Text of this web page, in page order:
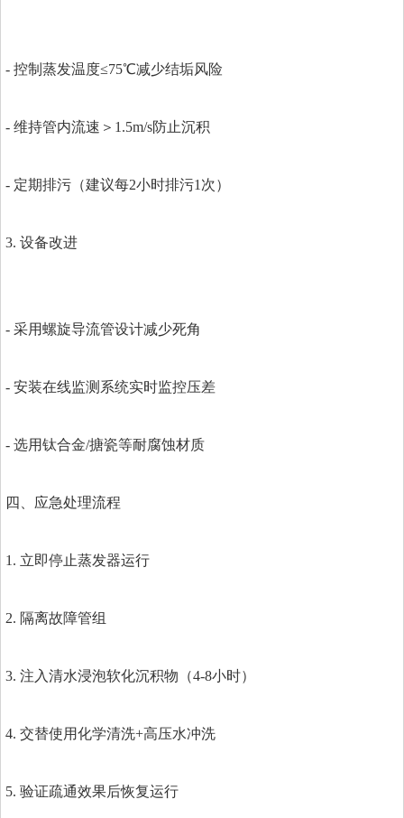
- 控制蒸发温度≤75℃减少结垢风险
- 维持管内流速＞1.5m/s防止沉积
- 定期排污（建议每2小时排污1次）
3. 设备改进
- 采用螺旋导流管设计减少死角
- 安装在线监测系统实时监控压差
- 选用钛合金/搪瓷等耐腐蚀材质
四、应急处理流程
1. 立即停止蒸发器运行
2. 隔离故障管组
3. 注入清水浸泡软化沉积物（4-8小时）
4. 交替使用化学清洗+高压水冲洗
5. 验证疏通效果后恢复运行